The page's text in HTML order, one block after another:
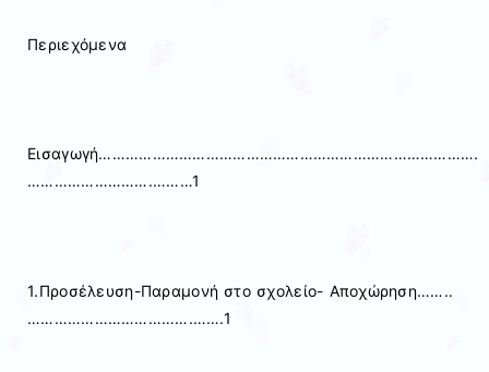
Περιεχόμενα
Εισαγωγή………………………………………………………………………….
……………………….………1
1.Προσέλευση-Παραμονή στο σχολείο- Αποχώρηση……..
……………………………….…….1